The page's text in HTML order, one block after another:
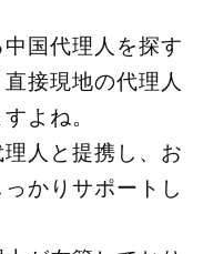
国代理人を探す
接現地の代理人
よね。
人と提携し、お
かりサポートし